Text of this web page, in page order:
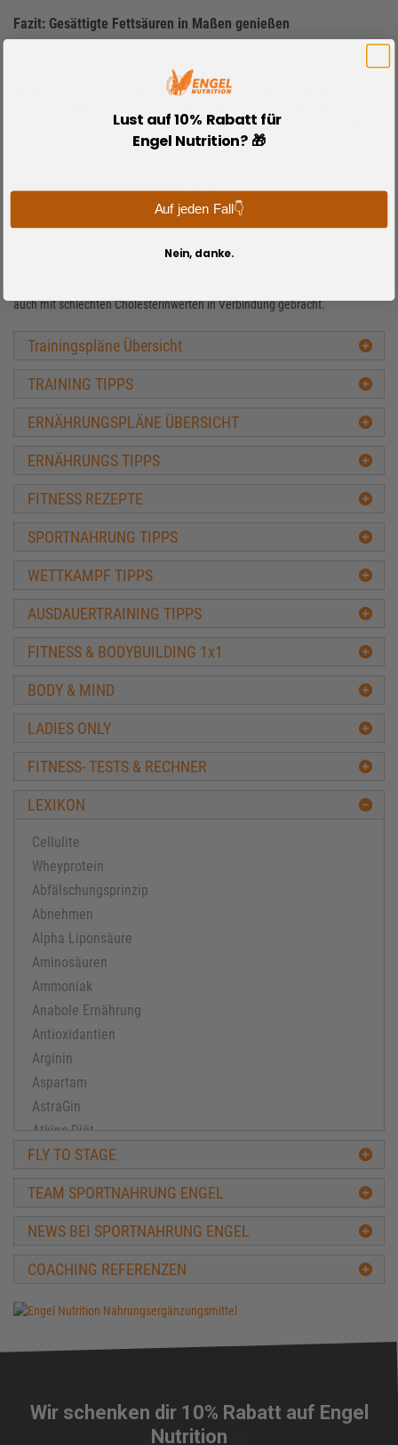
Fazit: Gesättigte Fettsäuren in Maßen genießen
da sie sich zum Beispiel negativ auf den Cholesterinspiegel auswirken
können. Die DGE empfiehlt, die Zufuhr von gesättigten Fettsäuren in
gesamten Energiezufuhr zuzuführen, da der Körper die Fettsäuren selbst
Gesättigte Fettsäuren werden zwar als Energielieferant, Wärmepuffer und
auch mit schlechten Cholesterinwerten in Verbindung gebracht.
Trainingspläne Übersicht
TRAINING TIPPS
ERNÄHRUNGSPLÄNE ÜBERSICHT
ERNÄHRUNGS TIPPS
FITNESS REZEPTE
SPORTNAHRUNG TIPPS
WETTKAMPF TIPPS
AUSDAUERTRAINING TIPPS
FITNESS & BODYBUILDING 1x1
BODY & MIND
LADIES ONLY
FITNESS- TESTS & RECHNER
LEXIKON
Cellulite
Wheyprotein
Abfälschungsprinzip
Abnehmen
Alpha Liponsäure
Aminosäuren
Ammoniak
Anabole Ernährung
Antioxidantien
Arginin
Aspartam
AstraGin
Atkins Diät
Ausdauertraining
Bacillus subtilis
Ballaststoffe
Beta-Alanin
Carbs
Carnitin
Cholesterin
FLY TO STAGE
TEAM SPORTNAHRUNG ENGEL
NEWS BEI SPORTNAHRUNG ENGEL
COACHING REFERENZEN
Wir schenken dir 10% Rabatt auf Engel
Nutrition
Lust auf 10% Rabatt für
Engel Nutrition? 🎁
Auf jeden Fall👇
Nein, danke.